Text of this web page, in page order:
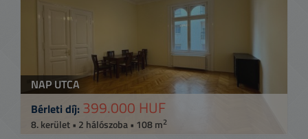
NAP UTCA
Bérleti díj: 399.000 HUF
8. kerület • 2 hálószoba • 108 m2